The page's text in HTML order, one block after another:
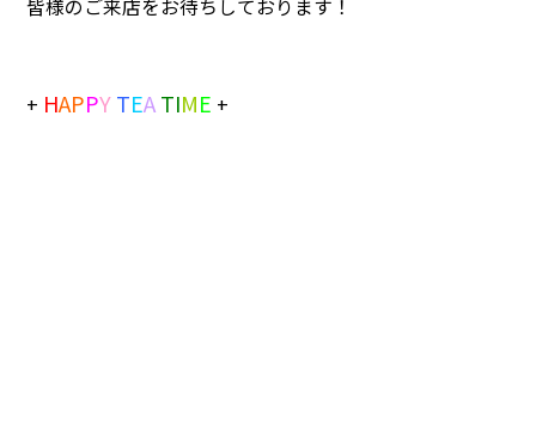
皆様のご来店をお待ちしております！
+ HAPPYTEATIME +